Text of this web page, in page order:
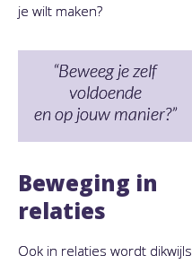
je wilt maken?
“Beweeg je zelf
voldoende
en op jouw manier?”
Beweging in
relaties
Ook in relaties wordt dikwijls